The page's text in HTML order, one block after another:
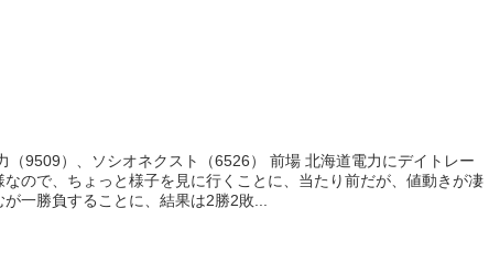
（9509）、ソシオネクスト（6526） 前場 北海道電力にデイトレー
なので、ちょっと様子を見に行くことに、当たり前だが、値動きが凄
一勝負することに、結果は2勝2敗...